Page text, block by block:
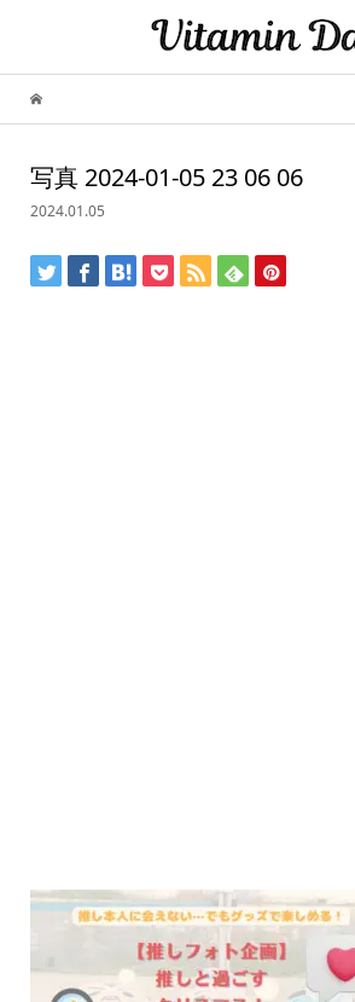
写真 2024-01-05 23 06 06
2024.01.05